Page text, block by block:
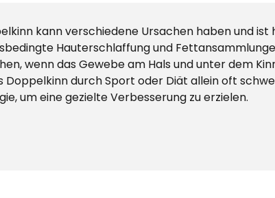
kann verschiedene Ursachen haben und
Hauterschlaffung und
wenn das Gewebe am Hals und unter dem
Doppelkinn durch Sport oder Diät allein oft
um eine gezielte Verbesserung zu erzielen.